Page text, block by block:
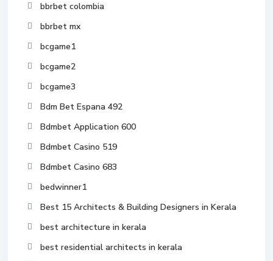
bbrbet colombia
bbrbet mx
bcgame1
bcgame2
bcgame3
Bdm Bet Espana 492
Bdmbet Application 600
Bdmbet Casino 519
Bdmbet Casino 683
bedwinner1
Best 15 Architects & Building Designers in Kerala
best architecture in kerala
best residential architects in kerala